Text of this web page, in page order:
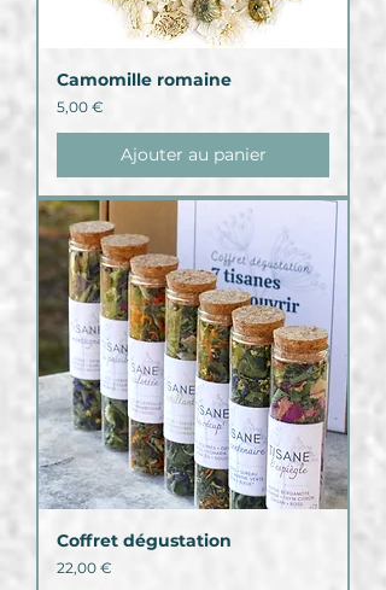
Camomille romaine
Prix
5,00 €
Ajouter au panier
Coffret dégustation
Prix
22,00 €